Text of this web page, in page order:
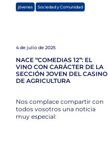
NACE “COMEDIAS 12”: EL
VINO CON CARÁCTER DE LA
SECCIÓN JOVEN DEL CASINO
DE AGRICULTURA
4 de julio de 2025
jóvenes , Sociedad y Comunidad
Nos complace compartir con
todos vosotros una noticia
muy especial: